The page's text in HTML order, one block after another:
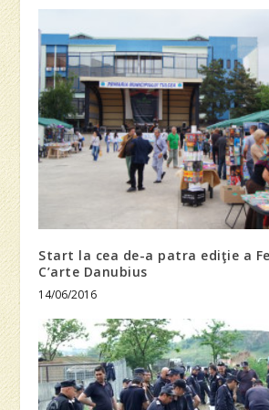
Start la cea de-a patra ediţie a
C’arte Danubius
14/06/2016